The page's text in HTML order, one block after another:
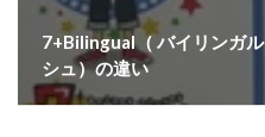
7+Bilingual（ バイリンガ
シュ）の違い